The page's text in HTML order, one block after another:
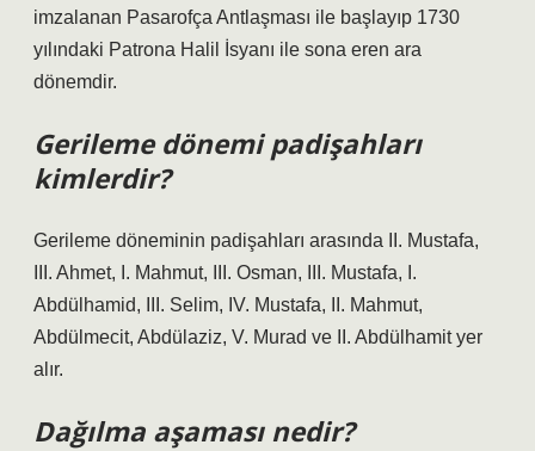
imzalanan Pasarofça Antlaşması ile başlayıp 1730
yılındaki Patrona Halil İsyanı ile sona eren ara
dönemdir.
Gerileme dönemi padişahları
kimlerdir?
Gerileme döneminin padişahları arasında II. Mustafa,
III. Ahmet, I. Mahmut, III. Osman, III. Mustafa, I.
Abdülhamid, III. Selim, IV. Mustafa, II. Mahmut,
Abdülmecit, Abdülaziz, V. Murad ve II. Abdülhamit yer
alır.
Dağılma aşaması nedir?